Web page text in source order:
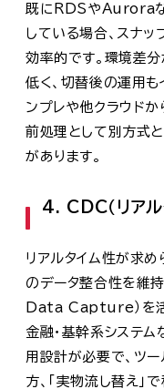
既にRDSやAurora
している場合、スナッ
効率的です。環境差
低く、切替後の運用も
ンプレや他クラウド
前処理として別方式
があります。
4. CDC（リア
リアルタイム性が求
のデータ整合性を維
Data Capture）を活
金融・基幹系システ
用設計が必要で、ツ
方、「実物流し替え」